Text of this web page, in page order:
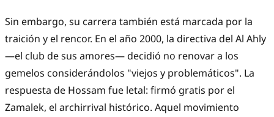
Sin embargo, su carrera también está marcada por la
traición y el rencor. En el año 2000, la directiva del Al Ahly
—el club de sus amores— decidió no renovar a los
gemelos considerándolos "viejos y problemáticos". La
respuesta de Hossam fue letal: firmó gratis por el
Zamalek, el archirrival histórico. Aquel movimiento